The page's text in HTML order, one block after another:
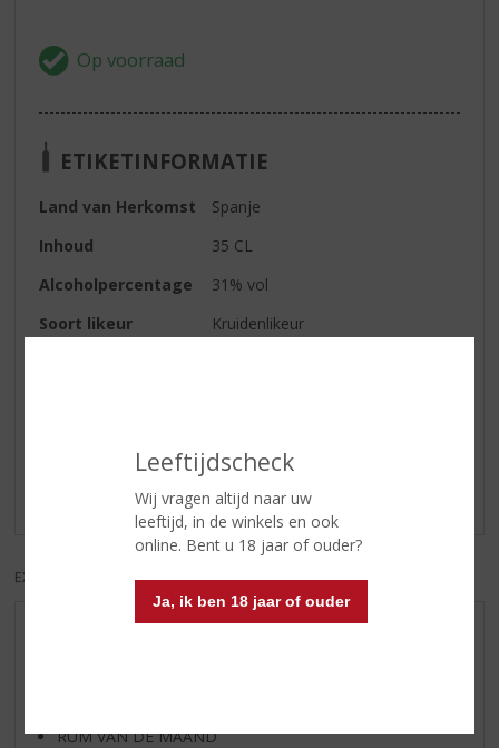
Leeftijdscheck
Wij vragen altijd naar uw
leeftijd, in de winkels en ook
online. Bent u 18 jaar of ouder?
Ja, ik ben 18 jaar of ouder
ETIKETINFORMATIE
Land van Herkomst
Spanje
Inhoud
35 CL
Alcoholpercentage
31% vol
Soort likeur
Kruidenlikeur
Schrijf een review
Er zijn nog geen reviews geplaatst voor dit product
EXCL. BTW INCL. BTW
RUM VAN DE MAAND